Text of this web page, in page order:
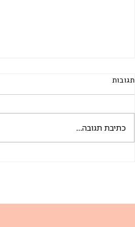
תגובות
כתיבת תגובה...